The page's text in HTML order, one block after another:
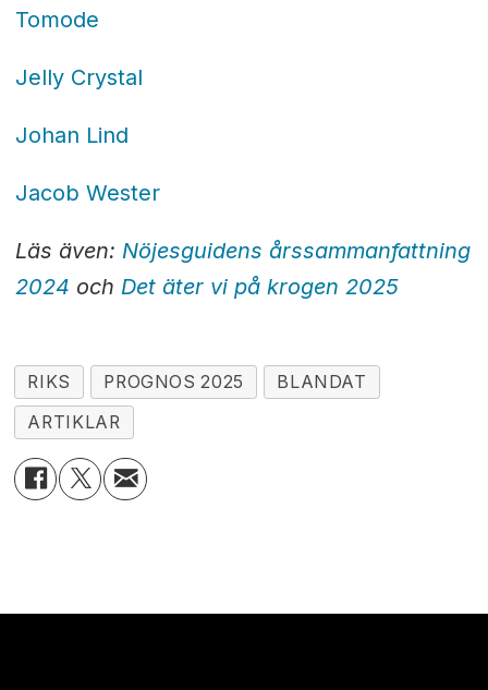
Tomode
Jelly Crystal
Johan Lind
Jacob Wester
Läs även: Nöjesguidens årssammanfattning
2024 och Det äter vi på krogen 2025
RIKS PROGNOS 2025
BLANDAT
ARTIKLAR